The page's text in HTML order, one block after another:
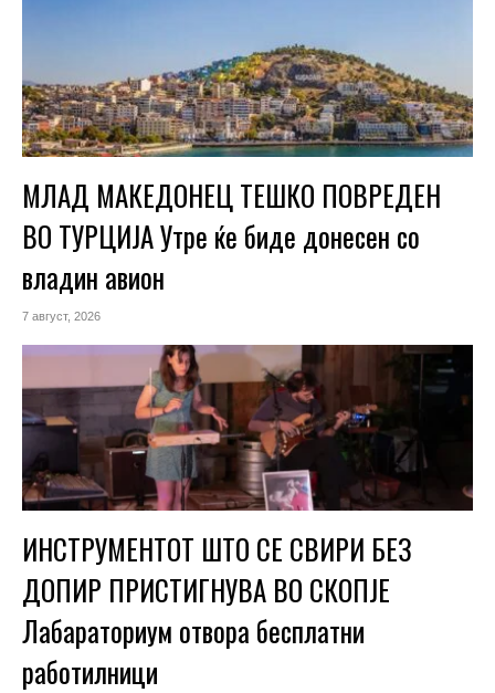
МЛАД МАКЕДОНЕЦ ТЕШКО ПОВРЕДЕН
ВО ТУРЦИЈА Утре ќе биде донесен со
владин авион
7 август, 2026
ИНСТРУМЕНТОТ ШТО СЕ СВИРИ БЕЗ
ДОПИР ПРИСТИГНУВА ВО СКОПЈЕ
Лабараториум отвора бесплатни
работилници